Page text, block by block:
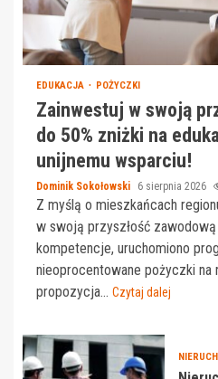
EDUKACJA POŻYCZKI
Zainwestuj w swoją
do 50% zniżki na
unijnemu wsparciu!
Dominik Sokołowski 6 sierpnia 2026
Z myślą o mieszkańcach
w swoją przyszłość
kompetencje, uruchomiono
nieoprocentowane pożyczki na
propozycja... Czytaj dalej